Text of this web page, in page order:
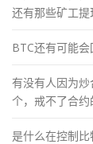
还有那些矿工提
BTC还有可能会
有没有人因为
个，戒不了合约
是什么在控制比